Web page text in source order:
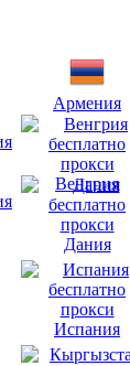
Армения
Венгрия
Дания
Испания